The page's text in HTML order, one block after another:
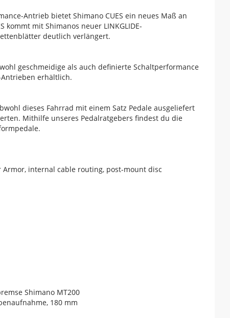
Antrieb bietet Shimano CUES ein neues Maß an
mit Shimanos neuer LINKGLIDE-
deutlich verlängert.
geschmeidige als auch definierte Schaltperformance
erhältlich.
dieses Fahrrad mit einem Satz Pedale ausgeliefert
Mithilfe unseres Pedalratgebers findest du die
internal cable routing, post-mount disc
Shimano MT200
180 mm